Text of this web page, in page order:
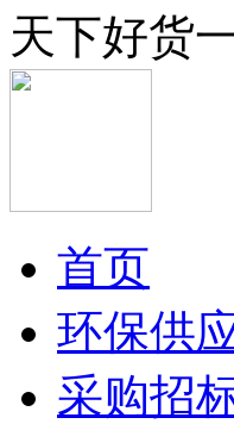
天下好货
首页
环保供
采购招